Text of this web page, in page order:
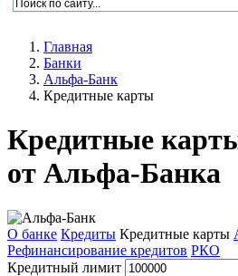
Главная
Банки
Альфа-Банк
Кредитные карты
Кредитные
от Альфа-Банка
О банке Кредиты Кредитные карты
Рефинансирование кредитов РКО
Кредитный лимит